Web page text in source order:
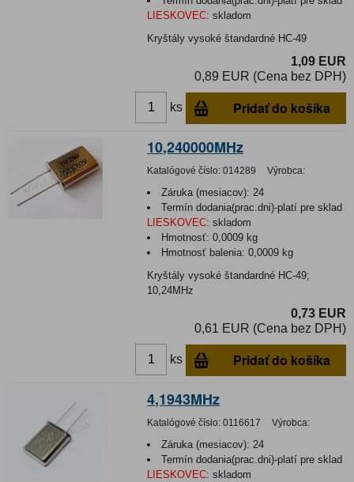
LIESKOVEC: skladom
Kryštály vysoké štandardné HC-49
1,09 EUR
0,89 EUR (Cena bez DPH)
ks Pridať do košíka
10,240000MHz
Katalógové číslo: 014289 Výrobca:
Záruka (mesiacov): 24
Termín dodania(prac.dni)-platí pre sklad
LIESKOVEC: skladom
Hmotnosť:0,0009 kg
Hmotnosť balenia:0,0009 kg
Kryštály vysoké štandardné HC-49;
10,24MHz
0,73 EUR
0,61 EUR (Cena bez DPH)
ks Pridať do košíka
4,1943MHz
Katalógové číslo: 0116617 Výrobca:
Záruka (mesiacov): 24
Termín dodania(prac.dni)-platí pre sklad
LIESKOVEC: skladom